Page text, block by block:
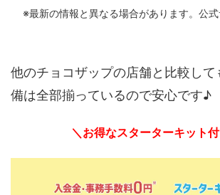
※最新の情報と異なる場合があります。公
他のチョコザップの店舗と比較して
備は全部揃っているので安心です♪
＼お得なスターターキット